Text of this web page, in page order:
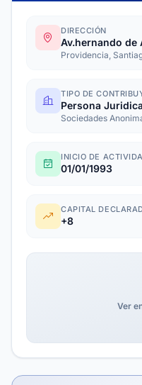
DIRECCIÓN
Av.hernando de
Providencia,
TIPO DE
Persona
Sociedades
INICIO DE
01/01/1993
CAPITAL
+8
Ver